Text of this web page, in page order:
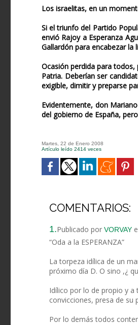
Los israelitas, en un
Si el triunfo del Partido
envió Rajoy a Esperanza
Gallardón para encabezar la
Ocasión perdida para
Patria. Deberían ser
exigible, dimitir y preparse
Evidentemente, don
del gobierno de España,
Martes, 22 de Enero 2008
Artículo leído 2414 veces
COMENTARIOS:
1.Publicado por VORVAY
“Oda a la ESPERANZA”
La torpeza idílica de un
próximo día D. O sino ,¿
Idílico por lo de propio y a
convicciones, presa de su
Por lo demás todos